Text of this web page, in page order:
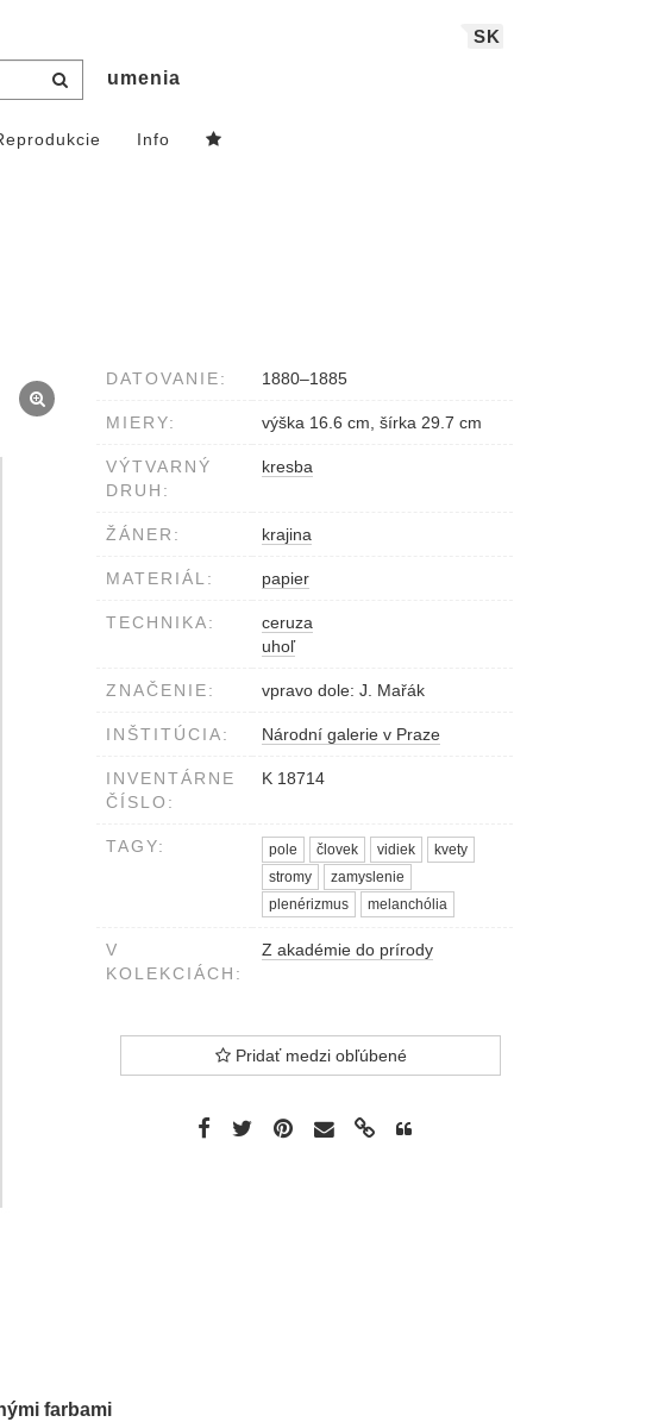
SK
umenia
Info
DATOVANIE: 1880–1885
MIERY: výška 16.6 cm, šírka 29.7 cm
VÝTVARNÝ
DRUH:
kresba
ŽÁNER: krajina
MATERIÁL: papier
TECHNIKA:
ceruza
uhoľ
ZNAČENIE: vpravo dole: J. Mařák
INŠTITÚCIA: Národní galerie v Praze
INVENTÁRNE
ČÍSLO:
K 18714
TAGY: pole človek vidiek
kvety
stromy
zamyslenie
plenérizmus
melanchólia
V
KOLEKCIÁCH:
Z akadémie do prírody
Pridať medzi obľúbené
farbami